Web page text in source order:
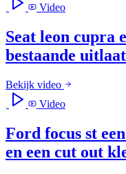
Video
Seat leon cupra
bestaande uitlaat
Bekijk video
Video
Ford focus st
en een cut out